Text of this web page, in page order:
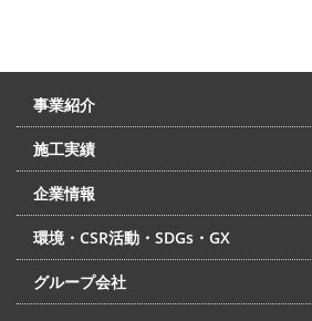
事業紹介
土木本部
建築本部
PPP・PFI
リフォーム・リノベーション
中村建設の家
施工実績
土木部門
建築部門
リフォーム部門
住宅部門
名古屋支店
東京支店
企業情報
会社概要
経営理念
沿革
リクルート
最新情報
お問合せ
環境・CSR活動・SDGs・GX
LSS流動化処理工法
CSR・SDGs・GX
発電事業
次世代ZEBオフィス
グループ会社